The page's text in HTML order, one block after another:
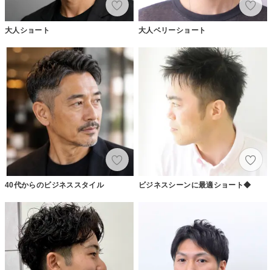
大人ショート 大人ベリーショート
40代からのビジネススタイル ビジネスシーンに最適ショート◆